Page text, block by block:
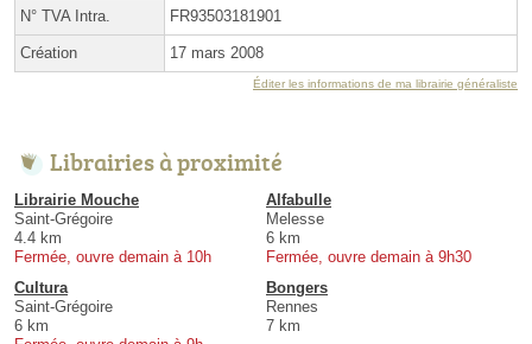
N° TVA Intra. FR93503181901
Création 17 mars 2008
Éditer les informations de ma librairie généraliste
Librairies à proximité
Librairie Mouche
Saint-Grégoire
4.4 km
Fermée, ouvre demain à 10h
Alfabulle
Melesse
6 km
Fermée, ouvre demain à 9h30
Cultura
Saint-Grégoire
6 km
Bongers
Rennes
7 km